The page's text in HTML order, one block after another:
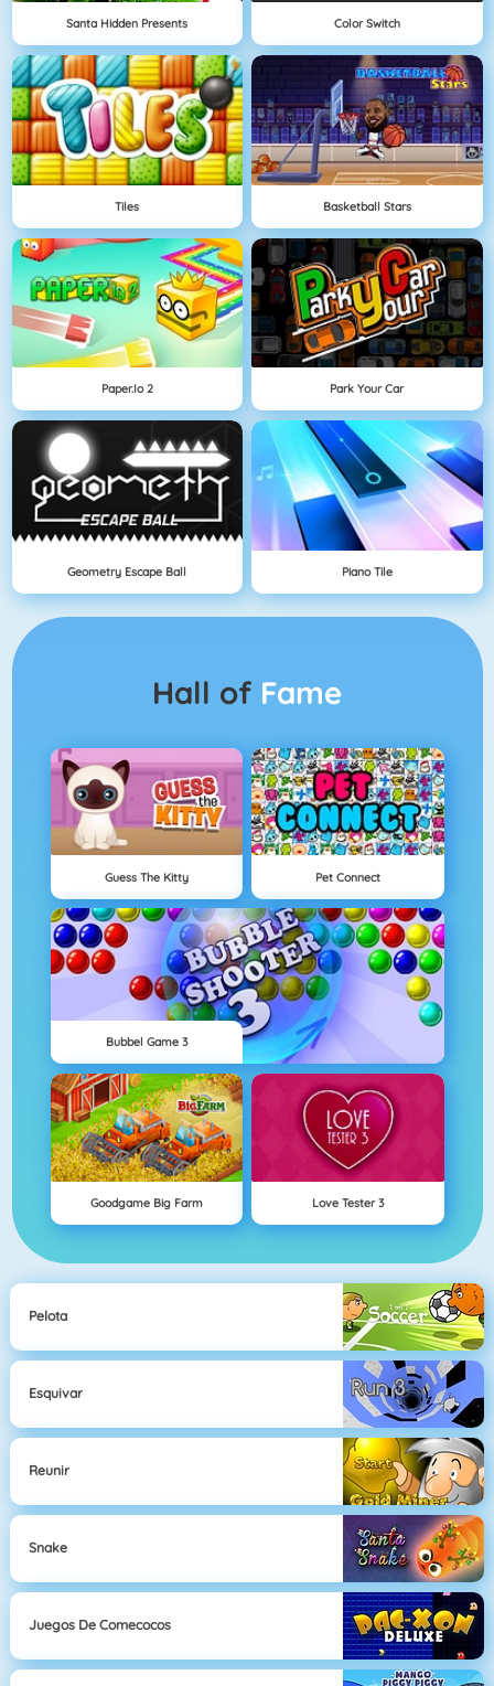
Santa Hidden Presents Color Switch
Tiles Basketball Stars
Paper.io 2 Park Your Car
Geometry Escape Ball Piano Tile
Hall of Fame
Guess The Kitty Pet Connect
Bubbel Game 3
Goodgame Big Farm Love Tester 3
Pelota
Esquivar
Reunir
Snake
Juegos De Comecocos